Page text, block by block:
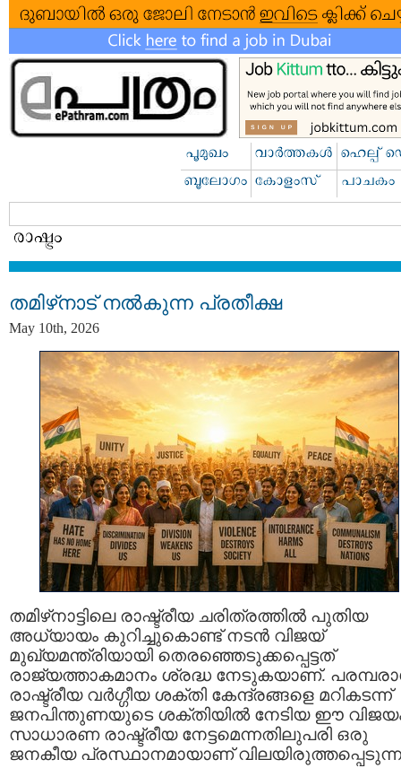
തമിഴ്‌നാട് നൽകുന്ന പ്രതീക്ഷ
May 10th, 2026
തമിഴ്‌നാട്ടിലെ രാഷ്ട്രീയ ചരിത്രത്തിൽ പുതിയ
അധ്യായം കുറിച്ചുകൊണ്ട് നടൻ വിജയ്
മുഖ്യമന്ത്രിയായി തെരഞ്ഞെടുക്കപ്പെട്ടത്
രാജ്യത്താകമാനം ശ്രദ്ധ നേടുകയാണ്.
രാഷ്ട്രീയ വർഗ്ഗീയ ശക്തി കേന്ദ്രങ്ങളെ മറികടന്ന്
ജനപിന്തുണയുടെ ശക്തിയിൽ നേടിയ ഈ
സാധാരണ രാഷ്ട്രീയ നേട്ടമെന്നതിലുപരി ഒരു
ജനകീയ പ്രസ്ഥാനമായാണ്